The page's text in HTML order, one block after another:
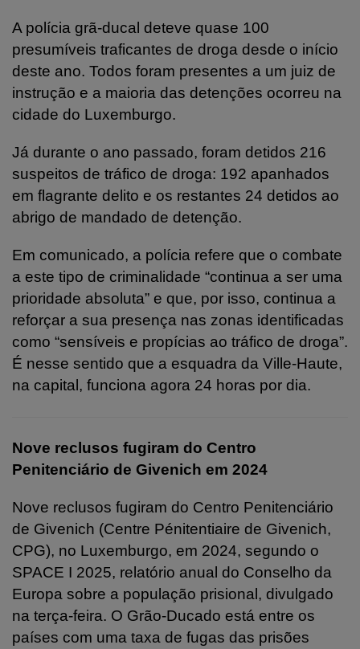
A polícia grã-ducal deteve quase 100
presumíveis traficantes de droga desde o início
deste ano. Todos foram presentes a um juiz de
instrução e a maioria das detenções ocorreu na
cidade do Luxemburgo.
Já durante o ano passado, foram detidos 216
suspeitos de tráfico de droga: 192 apanhados
em flagrante delito e os restantes 24 detidos ao
abrigo de mandado de detenção.
Em comunicado, a polícia refere que o combate
a este tipo de criminalidade “continua a ser uma
prioridade absoluta” e que, por isso, continua a
reforçar a sua presença nas zonas identificadas
como “sensíveis e propícias ao tráfico de droga”.
É nesse sentido que a esquadra da Ville-Haute,
na capital, funciona agora 24 horas por dia.
Nove reclusos fugiram do Centro
Penitenciário de Givenich em 2024
Nove reclusos fugiram do Centro Penitenciário
de Givenich (Centre Pénitentiaire de Givenich,
CPG), no Luxemburgo, em 2024, segundo o
SPACE I 2025, relatório anual do Conselho da
Europa sobre a população prisional, divulgado
na terça-feira. O Grão-Ducado está entre os
países com uma taxa de fugas das prisões